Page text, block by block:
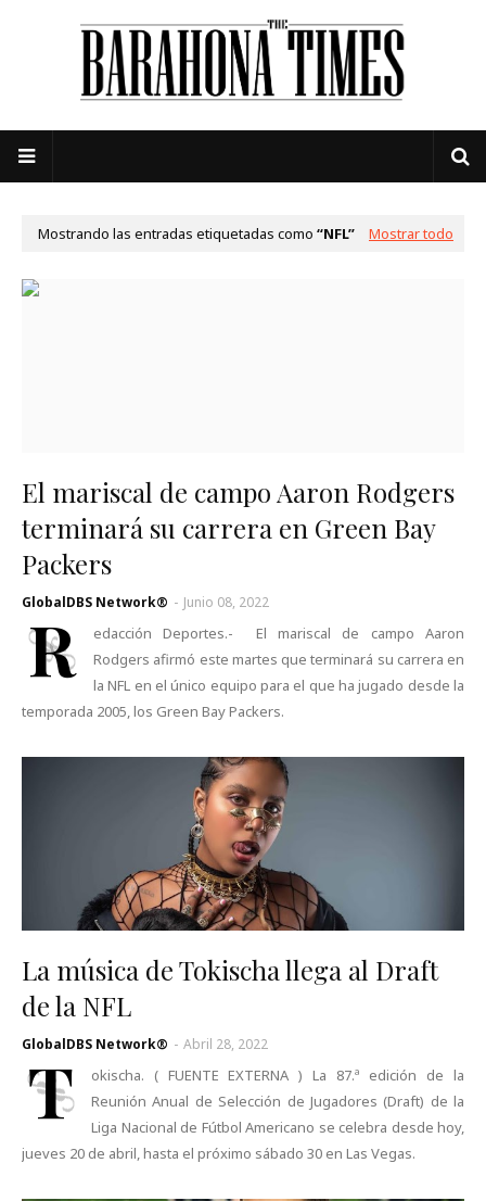
Mostrando las entradas etiquetadas como NFL Mostrar todo
El mariscal de campo Aaron Rodgers
terminará su carrera en Green Bay
Packers
GlobalDBS Network® - Junio 08, 2022
R
edacción Deportes.- El mariscal de campo Aaron
Rodgers afirmó este martes que terminará su carrera en
la NFL en el único equipo para el que ha jugado desde la
temporada 2005, los Green Bay Packers.
La música de Tokischa llega al Draft
de la NFL
GlobalDBS Network® - Abril 28, 2022
T
okischa. ( FUENTE EXTERNA ) La 87.ª edición de la
Reunión Anual de Selección de Jugadores (Draft) de la
Liga Nacional de Fútbol Americano se celebra desde hoy,
jueves 20 de abril, hasta el próximo sábado 30 en Las Vegas.